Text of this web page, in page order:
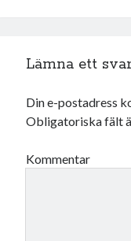
Lämna ett
Din e-postadress
Obligatoriska fält
Kommentar